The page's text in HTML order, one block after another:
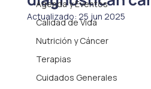
Agenda y Eventos
Calidad de Vida
Nutrición y Cáncer
Terapias
Cuidados Generales
Actualizado: 25 jun 2025